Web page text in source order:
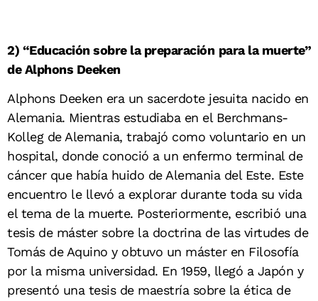
2) “Educación sobre la preparación para la muerte”
de Alphons Deeken
Alphons Deeken era un sacerdote jesuita nacido en
Alemania. Mientras estudiaba en el Berchmans-
Kolleg de Alemania, trabajó como voluntario en un
hospital, donde conoció a un enfermo terminal de
cáncer que había huido de Alemania del Este. Este
encuentro le llevó a explorar durante toda su vida
el tema de la muerte. Posteriormente, escribió una
tesis de máster sobre la doctrina de las virtudes de
Tomás de Aquino y obtuvo un máster en Filosofía
por la misma universidad. En 1959, llegó a Japón y
presentó una tesis de maestría sobre la ética de